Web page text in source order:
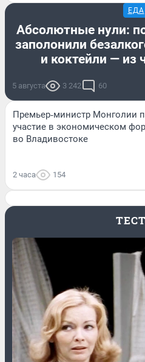
ЕДА
Абсолютные нули:
заполонили
и коктейли — из
5 августа 3 242 60
Премьер‑министр Монголии
участие в экономическом
во Владивостоке
2 часа 154